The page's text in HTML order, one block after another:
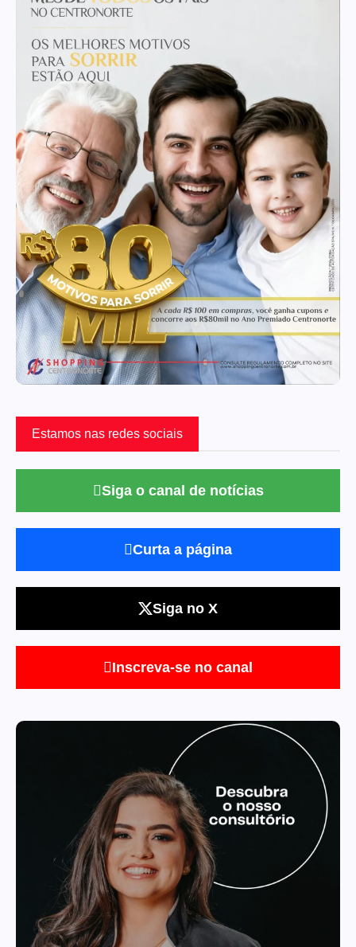
Estamos nas redes sociais
Siga o canal de notícias
Curta a página
Siga no X
Inscreva-se no canal